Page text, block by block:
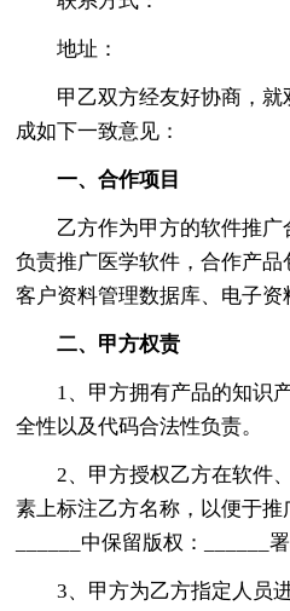
地址：
甲乙双方经友好协商，
成如下一致意见：
一、合作项目
乙方作为甲方的软件推
负责推广医学软件，合作产品
客户资料管理数据库、电子资
二、甲方权责
1、甲方拥有产品的知识
全性以及代码合法性负责。
2、甲方授权乙方在软件
素上标注乙方名称，以便于
______中保留版权：______署
3、甲方为乙方指定人员